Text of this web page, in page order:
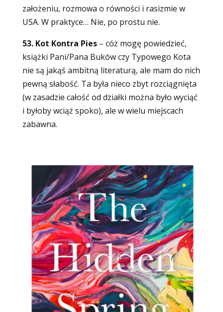
założeniu, rozmowa o równości i rasizmie w
USA. W praktyce… Nie, po prostu nie.
53. Kot Kontra Pies– cóż mogę powiedzieć,
książki Pani/Pana Buków czy Typowego Kota
nie są jakąś ambitną literaturą, ale mam do nich
pewną słabość. Ta była nieco zbyt rozciągnięta
(w zasadzie całość od działki można było wyciąć
i byłoby wciąż spoko), ale w wielu miejscach
zabawna.